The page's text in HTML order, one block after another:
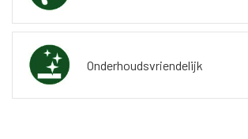
Onderhoudsvriendelijk